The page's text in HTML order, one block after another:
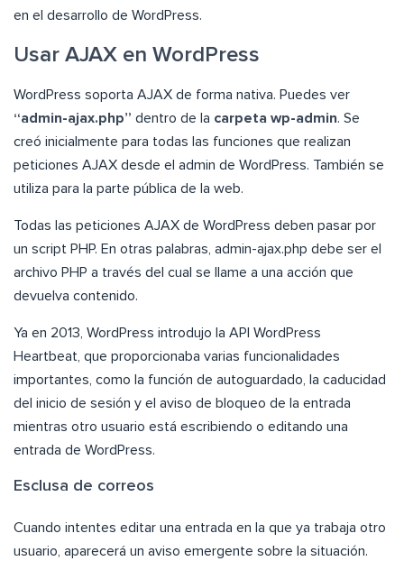
en el desarrollo de WordPress.
Usar AJAX en WordPress
WordPress soporta AJAX de forma nativa. Puedes ver
“admin-ajax.php” dentro de la carpeta wp-admin. Se
creó inicialmente para todas las funciones que realizan
peticiones AJAX desde el admin de WordPress. También se
utiliza para la parte pública de la web.
Todas las peticiones AJAX de WordPress deben pasar por
un script PHP. En otras palabras, admin-ajax.php debe ser el
archivo PHP a través del cual se llame a una acción que
devuelva contenido.
Ya en 2013, WordPress introdujo la API WordPress
Heartbeat, que proporcionaba varias funcionalidades
importantes, como la función de autoguardado, la caducidad
del inicio de sesión y el aviso de bloqueo de la entrada
mientras otro usuario está escribiendo o editando una
entrada de WordPress.
Esclusa de correos
Cuando intentes editar una entrada en la que ya trabaja otro
usuario, aparecerá un aviso emergente sobre la situación.